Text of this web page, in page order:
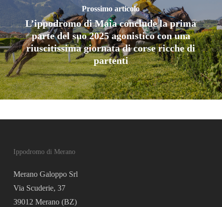
Prossimo articolo
L’ippodromo di Maia conclude la prima
parte del suo 2025 agonistico con una
riuscitissima giornata di corse ricche di
partenti
Ippodromo di Merano
Merano Galoppo Srl
Via Scuderie, 37
39012 Merano (BZ)